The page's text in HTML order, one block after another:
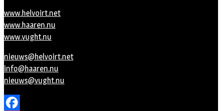
www.helvoirt.net
www.haaren.nu
www.vught.nu
nieuws@helvoirt.net
info@haaren.nu
nieuws@vught.nu